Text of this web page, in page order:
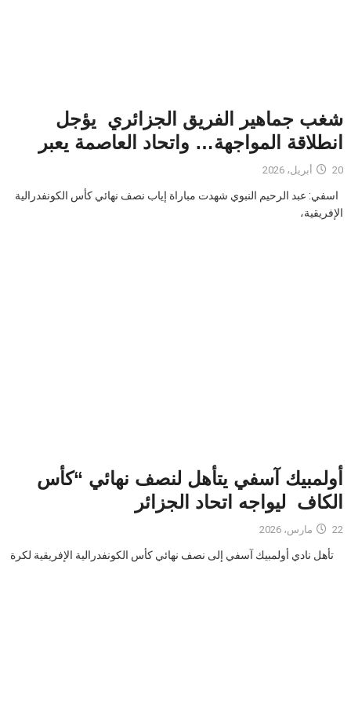
شغب جماهير الفريق الجزائري يؤجل
انطلاقة المواجهة… واتحاد العاصمة يعبر
20 أبريل، 2026
اسفي: عبد الرحيم النبوي شهدت مباراة إياب نصف نهائي كأس الكونفدرالية
الإفريقية،
أولمبيك آسفي يتأهل لنصف نهائي “كأس
الكاف ليواجه اتحاد الجزائر
22 مارس، 2026
تأهل نادي أولمبيك آسفي إلى نصف نهائي كأس الكونفدرالية الإفريقية لكرة